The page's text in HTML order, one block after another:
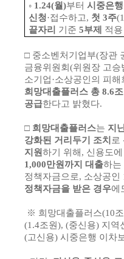
◦ 1.24(월)부터 시중은
신청·접수하고, 첫 3주
끝자리 기준 5부제 적용
□ 중소벤처기업부(장관
금융위원회(위원장 고승
소기업·소상공인의 피해
희망대출플러스 총 8.6조
공급한다고 밝혔다.
□ 희망대출플러스는 지
강화된 거리두기 조치 로
지원하기 위해, 신용도
1,000만원까지 대출하는
정책자금으로, 소상공인
정책자금을 받은 경우에
※ 희망대출플러스(10
(1.4조원), (중신용) 지역
(고신용) 시중은행 이차